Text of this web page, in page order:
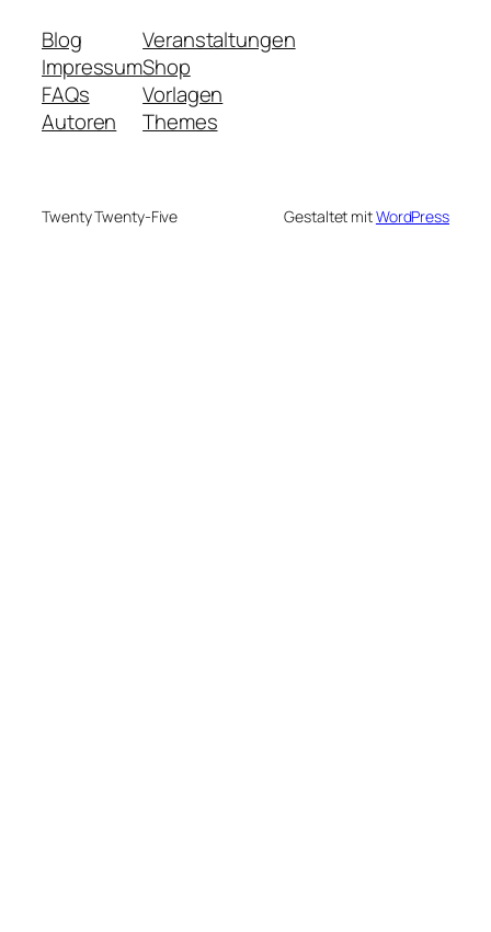
Blog
Impressum
FAQs
Autoren
Veranstaltungen
Shop
Vorlagen
Themes
Twenty Twenty-Five Gestaltet mitWordPress